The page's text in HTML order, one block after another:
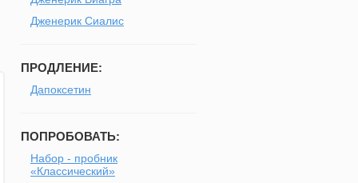
Дженерик Сиалис
ПРОДЛЕНИЕ:
Дапоксетин
ПОПРОБОВАТЬ:
Набор - пробник
«Классический»